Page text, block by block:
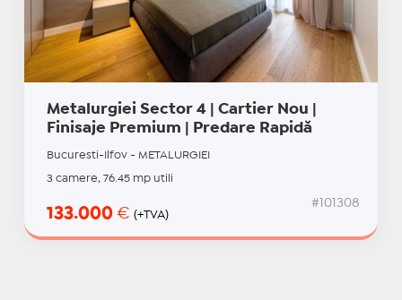
Metalurgiei Sector 4 | Cartier Nou |
Finisaje Premium | Predare Rapidă
Bucuresti-Ilfov - METALURGIEI
3 camere, 76.45 mp utili
133.000 € (+TVA)
#101308